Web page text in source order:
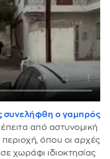
συνελήφθη ο γαμπρός
έπειτα από αστυνομική
περιοχή, όπου οι αρχές
χωράφι ιδιοκτησίας